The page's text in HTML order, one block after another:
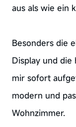
aus als wie ein
Besonders die
Display und
mir sofort
modern und
Wohnzimmer.